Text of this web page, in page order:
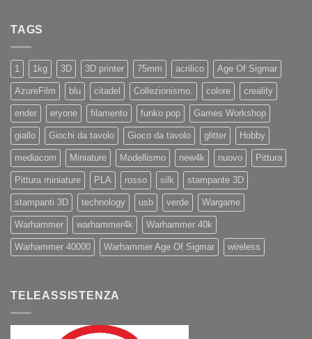
TAGS
1 1kg 3D 3D printer 75mm acrilico Age Of Sigmar
AzureFilm blu citadel Collezionismo. colore creality
ender eryone filamento funko pop Games Workshop
giallo Giochi da tavolo Gioco da tavolo glitter Hobby
mediacom Miniature Modellismo new4k nuovo Pittura
Pittura miniature PLA rosso silk stampante 3D
stampanti 3D technology usb verde Wargame
Warhammer warhammer4k Warhammer 40k
Warhammer 40000 Warhammer Age Of Sigmar wireless
TELEASSISTENZA